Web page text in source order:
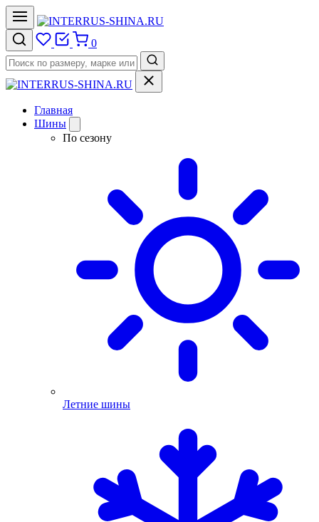
0
Главная
Шины
По сезону
Летние шины